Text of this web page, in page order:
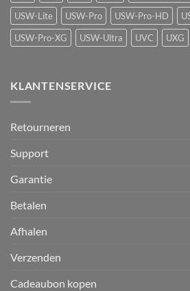
USW-Lite
USW-Pro USW-Pro-HD
USW-Pro-XG
USW-Ultra UVC UXG
KLANTENSERVICE
Retourneren
Support
Garantie
Betalen
Afhalen
Verzenden
Cadeaubon kopen